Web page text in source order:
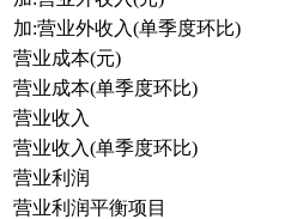
加:营业外收入(单季度环比)
营业成本(元)
营业成本(单季度环比)
营业收入
营业收入(单季度环比)
营业利润
营业利润平衡项目